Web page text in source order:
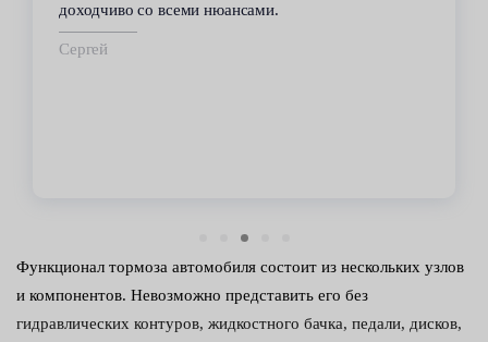
Функционал тормоза автомобиля состоит из нескольких узлов
и компонентов. Невозможно представить его без
гидравлических контуров, жидкостного бачка, педали, дисков,